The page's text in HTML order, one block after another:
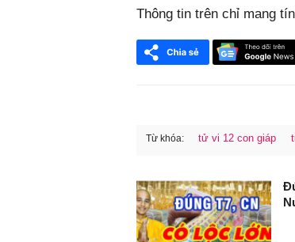
Thông tin trên chỉ mang
Từ khóa: tử vi 12 con giáp